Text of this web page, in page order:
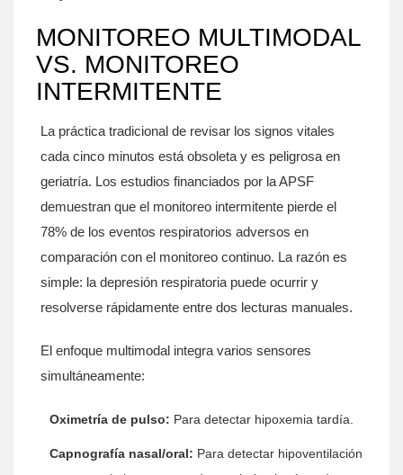
MONITOREO MULTIMODAL
VS. MONITOREO
INTERMITENTE
La práctica tradicional de revisar los signos vitales
cada cinco minutos está obsoleta y es peligrosa en
geriatría. Los estudios financiados por la APSF
demuestran que el monitoreo intermitente pierde el
78% de los eventos respiratorios adversos en
comparación con el monitoreo continuo. La razón es
simple: la depresión respiratoria puede ocurrir y
resolverse rápidamente entre dos lecturas manuales.
El enfoque multimodal integra varios sensores
simultáneamente:
Oximetría de pulso: Para detectar hipoxemia tardía.
Capnografía nasal/oral: Para detectar hipoventilación